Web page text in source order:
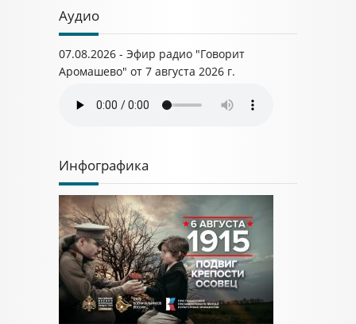
Аудио
07.08.2026 - Эфир радио "Говорит
Аромашево" от 7 августа 2026 г.
Инфографика